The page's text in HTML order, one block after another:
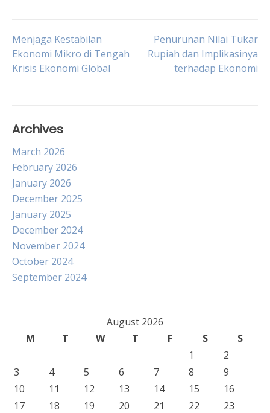
Post
navigation
Menjaga Kestabilan
Ekonomi Mikro di Tengah
Krisis Ekonomi Global
Penurunan Nilai Tukar
Rupiah dan Implikasinya
terhadap Ekonomi
Archives
March 2026
February 2026
January 2026
December 2025
January 2025
December 2024
November 2024
October 2024
September 2024
August 2026
M
T W T F S
S
1
2
3
4 5 6 7 8
9
10
11 12 13 14 15
16
17
18 19 20 21 22
23